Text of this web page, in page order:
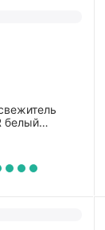
белый